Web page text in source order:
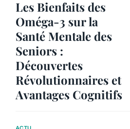
Les Bienfaits des
Oméga-3 sur la
Santé Mentale des
Seniors :
Découvertes
Révolutionnaires et
Avantages Cognitifs